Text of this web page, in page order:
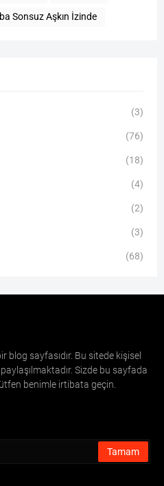
Sonsuz Aşkın İzinde
(3)
(76)
(18)
(4)
(2)
(3)
(68)
sayfasıdır. Bu sitede kişisel
Sizde bu sayfada
benimle irtibata geçin.